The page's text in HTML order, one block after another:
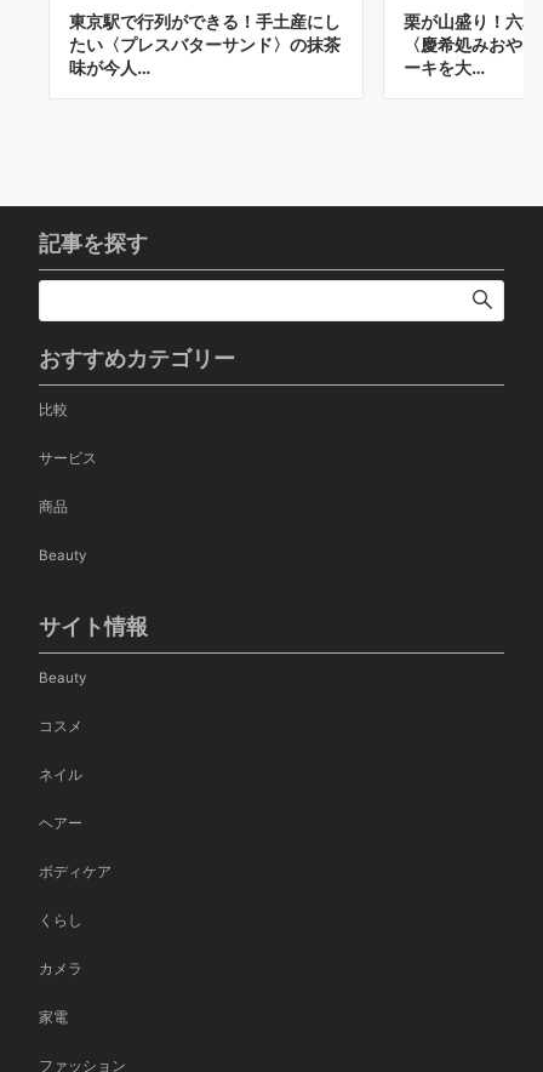
東京駅で行列ができる！手土産にし
たい〈プレスバターサンド〉の抹茶
味が今人…
栗が山盛り！六
〈慶希処みおや
ーキを大…
記事を探す
おすすめカテゴリー
比較
サービス
商品
Beauty
サイト情報
Beauty
コスメ
ネイル
ヘアー
ボディケア
くらし
カメラ
家電
ファッション